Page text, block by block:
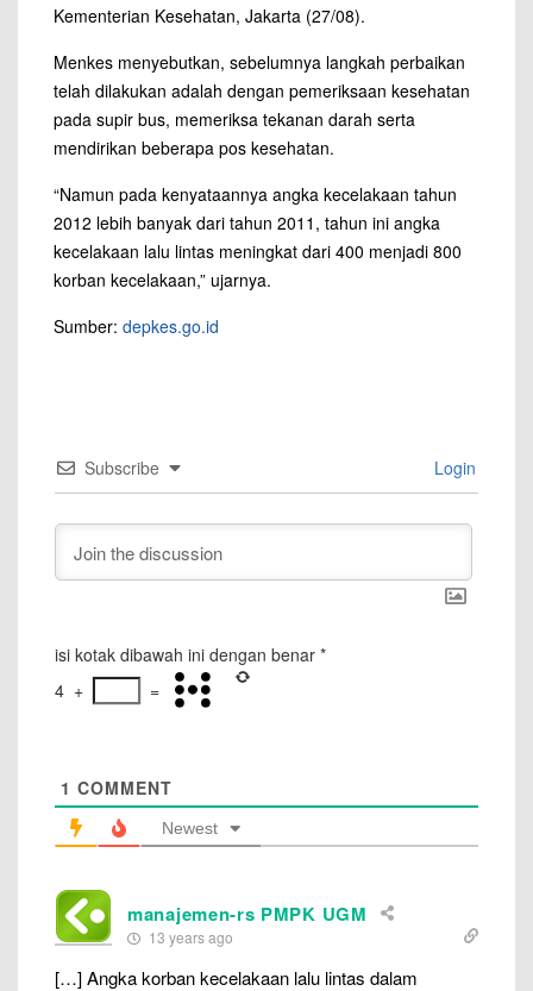
Kementerian Kesehatan, Jakarta (27/08).
Menkes menyebutkan, sebelumnya langkah perbaikan
telah dilakukan adalah dengan pemeriksaan kesehatan
pada supir bus, memeriksa tekanan darah serta
mendirikan beberapa pos kesehatan.
“Namun pada kenyataannya angka kecelakaan tahun
2012 lebih banyak dari tahun 2011, tahun ini angka
kecelakaan lalu lintas meningkat dari 400 menjadi 800
korban kecelakaan,” ujarnya.
Sumber: depkes.go.id
Subscribe Login
isi kotak dibawah ini dengan benar *
4 + =
1 COMMENT
Newest
manajemen-rs PMPK UGM
13 years ago
[…] Angka korban kecelakaan lalu lintas dalam